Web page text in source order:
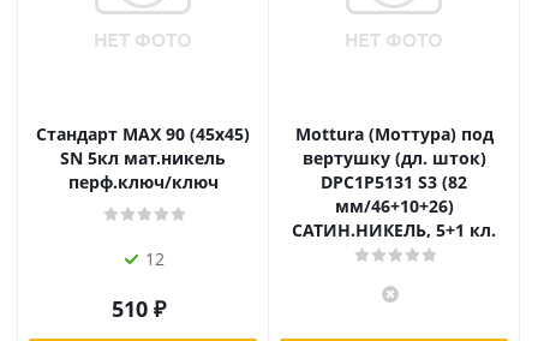
Стандарт MAX 90 (45х45)
SN 5кл мат.никель
перф.ключ/ключ
12
510 ₽
Mottura (Моттура) под
вертушку (дл. шток)
DPC1P5131 S3 (82
мм/46+10+26)
САТИН.НИКЕЛЬ, 5+1 кл.